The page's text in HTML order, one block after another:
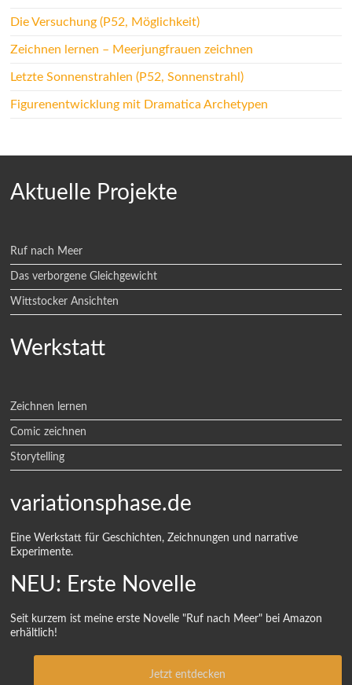
Die Versuchung (P52, Möglichkeit)
Zeichnen lernen – Meerjungfrauen zeichnen
Letzte Sonnenstrahlen (P52, Sonnenstrahl)
Figurenentwicklung mit Dramatica Archetypen
Aktuelle Projekte
Ruf nach Meer
Das verborgene Gleichgewicht
Wittstocker Ansichten
Werkstatt
Zeichnen lernen
Comic zeichnen
Storytelling
variationsphase.de
Eine Werkstatt für Geschichten, Zeichnungen und narrative
Experimente.
NEU: Erste Novelle
Seit kurzem ist meine erste Novelle "Ruf nach Meer" bei Amazon
erhältlich!
Jetzt entdecken